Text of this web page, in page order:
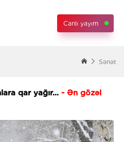
Canlı yayım
Sənət
qar yağır... - Ən gözəl